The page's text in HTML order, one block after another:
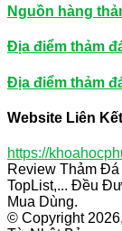
Nguồn hàng
Địa điểm thảm
Địa điểm thảm
Website Liên
https://
Review Thảm
TopList,... Đều
Mua Dùng.
© Copyright